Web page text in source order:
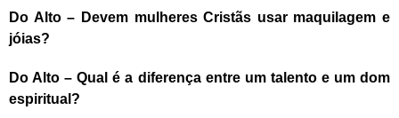
Do Alto – Devem mulheres Cristãs usar maquilagem e
jóias?
Do Alto – Qual é a diferença entre um talento e um dom
espiritual?